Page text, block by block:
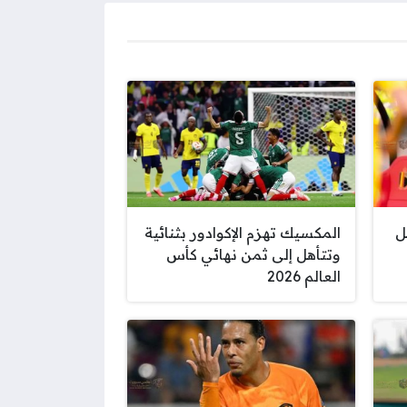
المكسيك تهزم الإكوادور بثنائية
وتتأهل إلى ثمن نهائي كأس
العالم 2026